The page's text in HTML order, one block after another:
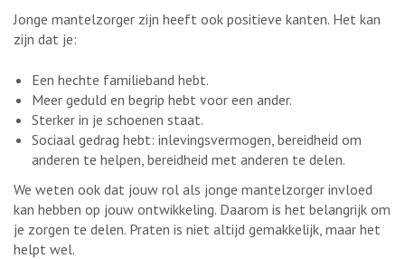
Jonge mantelzorger zijn heeft ook positieve kanten. Het kan
zijn dat je:
Een hechte familieband hebt.
Meer geduld en begrip hebt voor een ander.
Sterker in je schoenen staat.
Sociaal gedrag hebt: inlevingsvermogen, bereidheid om
anderen te helpen, bereidheid met anderen te delen.
We weten ook dat jouw rol als jonge mantelzorger invloed
kan hebben op jouw ontwikkeling. Daarom is het belangrijk om
je zorgen te delen. Praten is niet altijd gemakkelijk, maar het
helpt wel.